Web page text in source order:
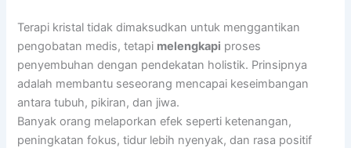
Terapi kristal tidak dimaksudkan untuk menggantikan
pengobatan medis, tetapi melengkapi proses
penyembuhan dengan pendekatan holistik. Prinsipnya
adalah membantu seseorang mencapai keseimbangan
antara tubuh, pikiran, dan jiwa.
Banyak orang melaporkan efek seperti ketenangan,
peningkatan fokus, tidur lebih nyenyak, dan rasa positif